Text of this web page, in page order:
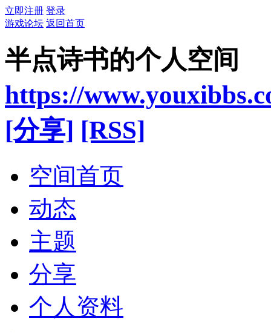
立即注册 登录
游戏论坛 返回首页
半点诗书的个人空间
https://
[分享] [RSS]
空间首页
动态
主题
分享
个人资料